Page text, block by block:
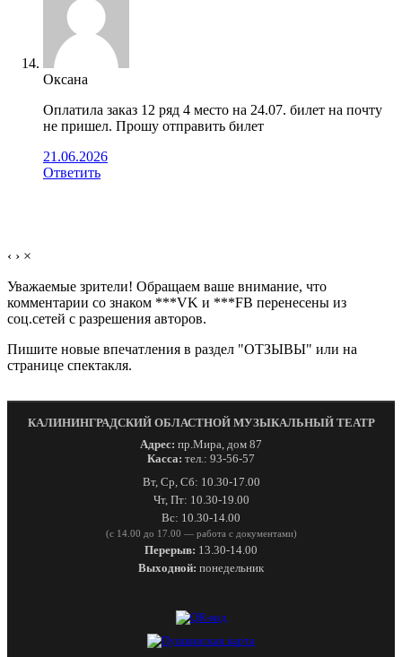
Оксана
Оплатила заказ 12 ряд 4 место на 24.07. билет на почту
не пришел. Прошу отправить билет
21.06.2026
Ответить
‹ › ×
Уважаемые зрители! Обращаем ваше внимание, что
комментарии со знаком ***VK и ***FB перенесены из
соц.сетей с разрешения авторов.
Пишите новые впечатления в раздел "ОТЗЫВЫ" или на
странице спектакля.
КАЛИНИНГРАДСКИЙ ОБЛАСТНОЙ МУЗЫКАЛЬНЫЙ ТЕАТР
Адрес: пр.Мира, дом 87
Касса: тел.: 93-56-57
Вт, Ср, Сб: 10.30-17.00
Чт, Пт: 10.30-19.00
Вс: 10.30-14.00
(с 14.00 до 17.00 — работа с документами)
Перерыв: 13.30-14.00
Выходной: понедельник